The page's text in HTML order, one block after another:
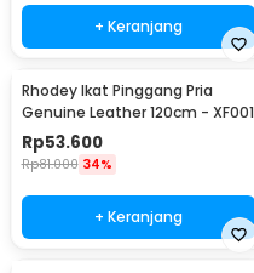
+ Keranjang
Rhodey Ikat Pinggang Pria
Genuine Leather 120cm - XF001
Rp53.600
Rp81.000 34%
+ Keranjang